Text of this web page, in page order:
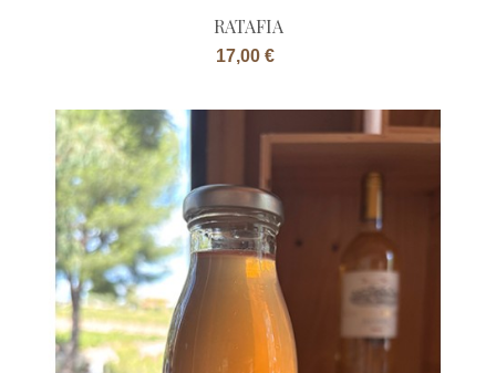
RATAFIA
Prix
17,00 €